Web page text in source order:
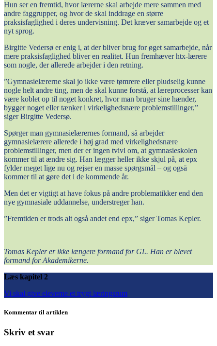
Hun ser en fremtid, hvor lærerne skal arbejde mere sammen med
andre faggrupper, og hvor de skal inddrage en større
praksisfaglighed i deres undervisning. Det kræver samarbejde og et
nyt sprog.
Birgitte Vedersø er enig i, at der bliver brug for øget samarbejde, når
mere praksisfaglighed bliver en realitet. Hun fremhæver htx-lærere
som nogle, der allerede arbejder i den retning.
”Gymnasielærerne skal jo ikke være tømrere eller pludselig kunne
nogle helt andre ting, men de skal kunne forstå, at læreprocesser kan
være koblet op til noget konkret, hvor man bruger sine hænder,
bygger noget eller tænker i virkelighedsnære problemstillinger,”
siger Birgitte Vedersø.
Spørger man gymnasielærernes formand, så arbejder
gymnasielærere allerede i høj grad med virkelighedsnære
problemstillinger, men der er ingen tvivl om, at gymnasieskolen
kommer til at ændre sig. Han lægger heller ikke skjul på, at epx
fylder meget lige nu og rejser en masse spørgsmål – og også
kommer til at gøre det i de kommende år.
Men det er vigtigt at have fokus på andre problematikker end den
nye gymnasiale uddannelse, understreger han.
”Fremtiden er trods alt også andet end epx,” siger Tomas Kepler.
Tomas Kepler er ikke længere formand for GL. Han er blevet
formand for Akademikerne.
Læs kapitel 2
Vi skal give eleverne et trygt læringsrum
Kommentar til artiklen
Skriv et svar